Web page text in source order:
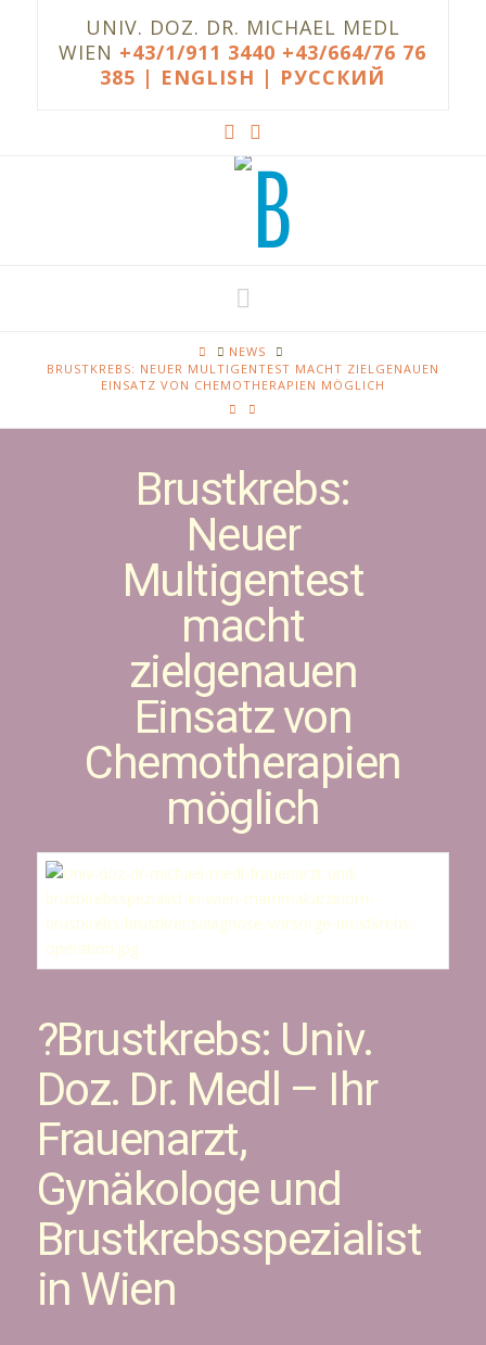
UNIV. DOZ. DR. MICHAEL MEDL
WIEN +43/1/911 3440 +43/664/76 76
385 | ENGLISH | РУССКИЙ
HOMENEWS
BRUSTKREBS: NEUER MULTIGENTEST MACHT ZIELGENAUEN
EINSATZ VON CHEMOTHERAPIEN MÖGLICH
Brustkrebs:
Neuer
Multigentest
macht
zielgenauen
Einsatz von
Chemotherapien
möglich
?️Brustkrebs: Univ.
Doz. Dr. Medl – Ihr
Frauenarzt,
Gynäkologe und
Brustkrebsspezialist
in Wien